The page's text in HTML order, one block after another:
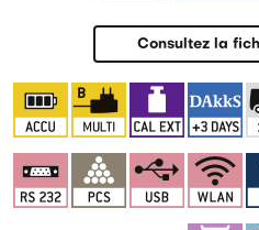
KERN
CFS
Consultez la